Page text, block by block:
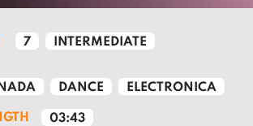
7 INTERMEDIATE
DANCE ELECTRONICA
03:43